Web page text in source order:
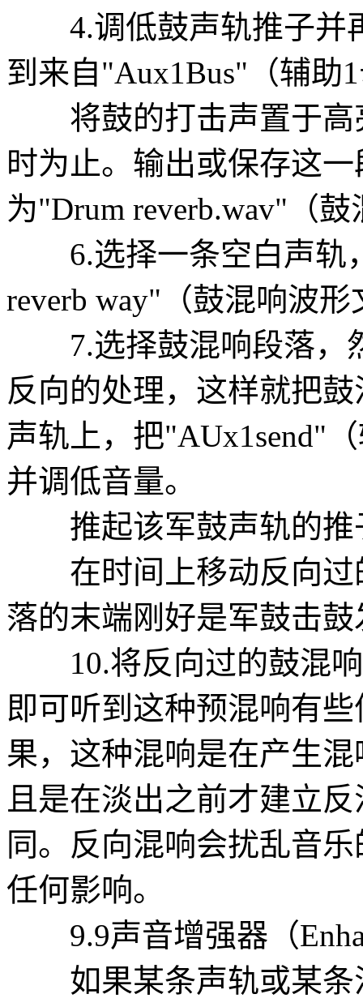
4.调低鼓声轨推子并
到来自"Aux1Bus"（辅助
将鼓的打击声置于高
时为止。输出或保存这
为"Drum reverb.wav"（
6.选择一条空白声轨
reverb way"（鼓混响波
7.选择鼓混响段落，
反向的处理，这样就把
声轨上，把"AUx1send"
并调低音量。
推起该军鼓声轨的推
在时间上移动反向过
落的末端刚好是军鼓击
10.将反向过的鼓混响
即可听到这种预混响有
果，这种混响是在产生
且是在淡出之前才建立
同。反向混响会扰乱音
任何影响。
9.9声音增强器（
如果某条声轨或某条